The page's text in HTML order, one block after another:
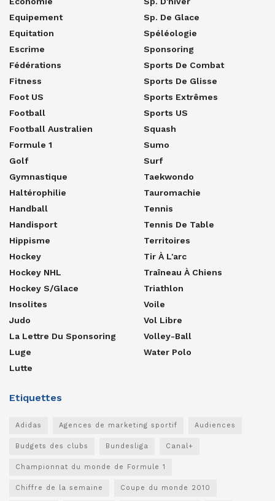
Equipement
Equitation
Escrime
Fédérations
Fitness
Foot US
Football
Football Australien
Formule 1
Golf
Gymnastique
Haltérophilie
Handball
Handisport
Hippisme
Hockey
Hockey NHL
Hockey S/glace
Insolites
Judo
La Lettre Du Sponsoring
Luge
Lutte
Sp. De Glace
Spéléologie
Sponsoring
Sports De Combat
Sports De Glisse
Sports Extrêmes
Sports US
Squash
Sumo
Surf
Taekwondo
Tauromachie
Tennis
Tennis De Table
Territoires
Tir À L'arc
Traîneau À Chiens
Triathlon
Voile
Vol Libre
Volley-Ball
Water Polo
Etiquettes
Adidas Agences de marketing sportif Audiences
Budgets des clubs Bundesliga Canal+
Championnat du monde de Formule 1
Chiffre de la semaine Coupe du monde 2010